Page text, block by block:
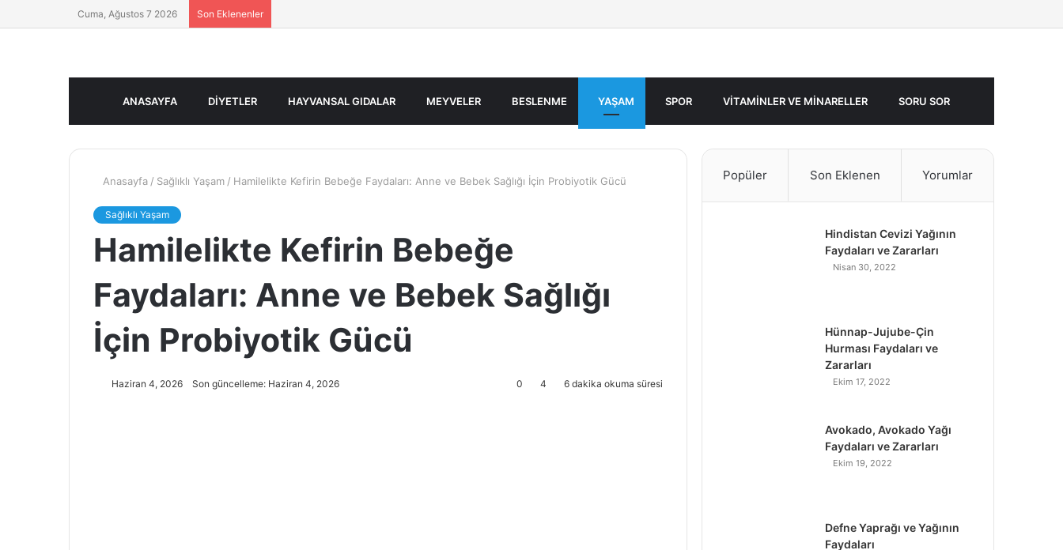
Cuma, Ağustos 7 2026 Son Eklenenler
ANASAYFA DIYETLER HAYVANSAL GIDALAR MEYVELER BESLENME YAŞAM SPOR VITAMINLER VE MINARELLER SORU SOR
Anasayfa / Sağlıklı Yaşam / Hamilelikte Kefirin Bebeğe Faydaları: Anne ve Bebek Sağlığı İçin Probiyotik Gücü
Sağlıklı Yaşam
Hamilelikte Kefirin Bebeğe
Faydaları: Anne ve Bebek Sağlığı
İçin Probiyotik Gücü
Haziran 4, 2026 Son güncelleme: Haziran 4, 2026 0 4 6 dakika okuma süresi
Popüler Son Eklenen Yorumlar
Hindistan Cevizi Yağının
Faydaları ve Zararları
Nisan 30, 2022
Hünnap-Jujube-Çin
Hurması Faydaları ve
Zararları
Ekim 17, 2022
Avokado, Avokado Yağı
Faydaları ve Zararları
Ekim 19, 2022
Defne Yaprağı ve Yağının
Faydaları